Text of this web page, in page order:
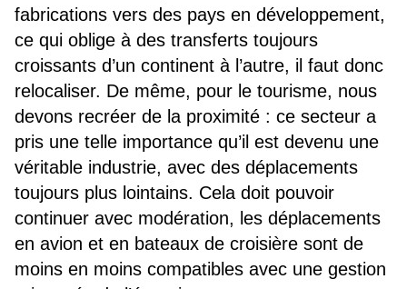
fabrications vers des pays en développement,
ce qui oblige à des transferts toujours
croissants d’un continent à l’autre, il faut donc
relocaliser. De même, pour le tourisme, nous
devons recréer de la proximité : ce secteur a
pris une telle importance qu’il est devenu une
véritable industrie, avec des déplacements
toujours plus lointains. Cela doit pouvoir
continuer avec modération, les déplacements
en avion et en bateaux de croisière sont de
moins en moins compatibles avec une gestion